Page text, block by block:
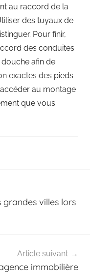
au raccord de la
des tuyaux de
Pour finir,
des conduites
afin de
exactes des pieds
au montage
que vous
grandes villes lors
Article suivant
immobilière